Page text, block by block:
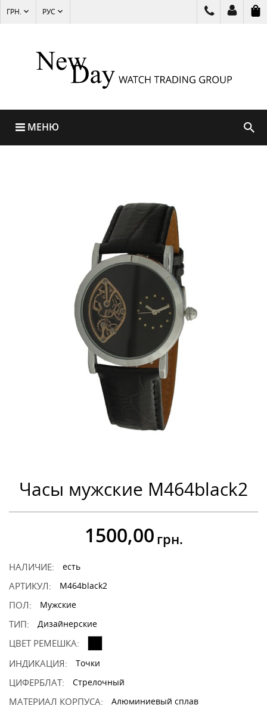
ГРН. РУС
МЕНЮ
Часы мужские M464black2
1500,00 грн.
НАЛИЧИЕ: есть
АРТИКУЛ: M464black2
ПОЛ: Мужские
ТИП: Дизайнерские
ЦВЕТ РЕМЕШКА:
ИНДИКАЦИЯ:
Точки
ЦИФЕРБЛАТ: Стрелочный
МАТЕРИАЛ КОРПУСА: Алюминиевый сплав